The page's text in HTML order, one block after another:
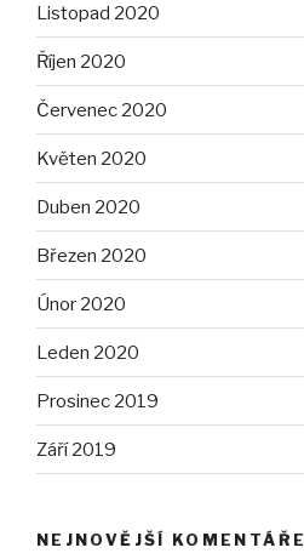
Listopad 2020
Říjen 2020
Červenec 2020
Květen 2020
Duben 2020
Březen 2020
Únor 2020
Leden 2020
Prosinec 2019
Září 2019
NEJNOVĚJŠÍ KOMENTÁŘE